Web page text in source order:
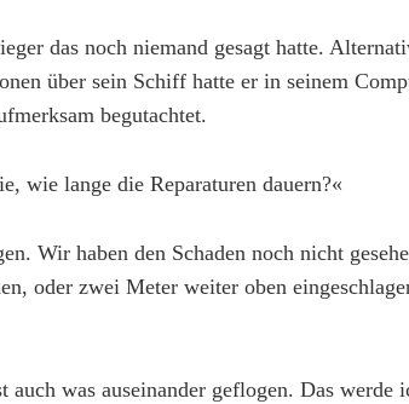
das noch niemand gesagt hatte.
über sein Schiff hatte er in seinem
begutachtet.
wie lange die Reparaturen dauern?«
Wir haben den Schaden noch nicht
oder zwei Meter weiter oben
auch was auseinander geflogen. Das